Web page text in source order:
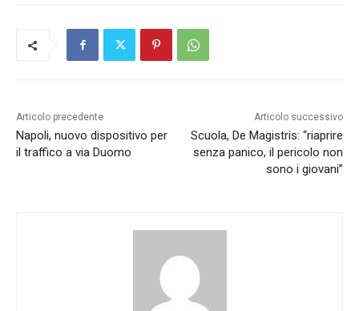
Articolo precedente
Napoli, nuovo dispositivo per
il traffico a via Duomo
Articolo successivo
Scuola, De Magistris: “riaprire
senza panico, il pericolo non
sono i giovani”